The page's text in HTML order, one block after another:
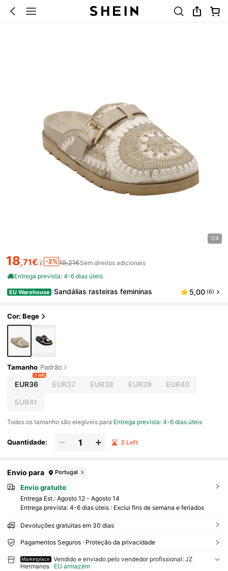
1/4
18,71€ -2% 19,21€Sem direitos adicionais
Entrega prevista: 4-6 dias úteis
EU Warehouse Sandálias rasteiras femininas 5,00 (6)
Cor: Bege
Tamanho Padrão
EUR36
3 left
EUR37 EUR38 EUR39 EUR40
EUR41
Todos os tamanho são elegíveis para Entrega prevista: 4-6 dias úteis
Quantidade: 3 Left
Envio para Portugal
Envio gratuito
Entrega Est.: Agosto 12 - Agosto 14
Entrega prevista: 4-6 dias úteis : Exclui fins de semana e feriados
Devoluções gratuitas em 30 dias
Pagamentos Seguros · Proteção da privacidade
Marketplace
Vendido e enviado pelo vendedor profissional: JZ
Hermanos
EU armazém